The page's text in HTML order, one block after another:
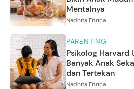
Mentalnya
Nadhifa Fitrina
PARENTING
Psikolog Harvard
Banyak Anak
dan Tertekan
Nadhifa Fitrina